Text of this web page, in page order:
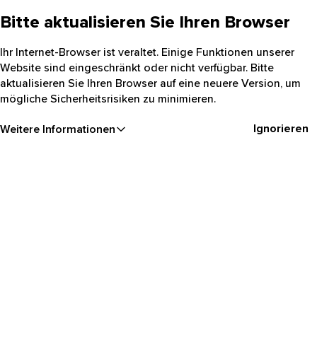
Bitte aktualisieren Sie Ihren Browser
Ihr Internet-Browser ist veraltet. Einige Funktionen unserer
Website sind eingeschränkt oder nicht verfügbar. Bitte
aktualisieren Sie Ihren Browser auf eine neuere Version, um
mögliche Sicherheitsrisiken zu minimieren.
Weitere Informationen Ignorieren